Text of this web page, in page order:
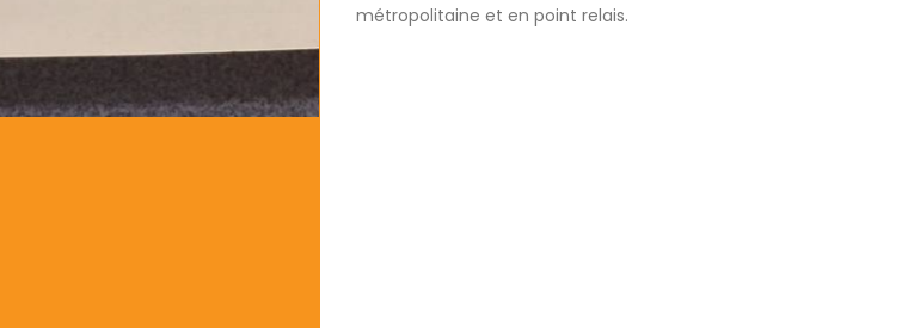
métropolitaine et en point relais.